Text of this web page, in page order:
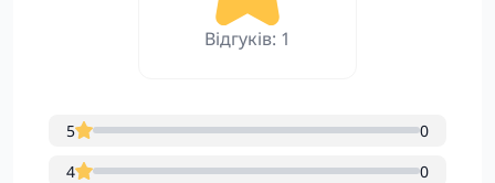
Відгуків: 1
5
0
4
0